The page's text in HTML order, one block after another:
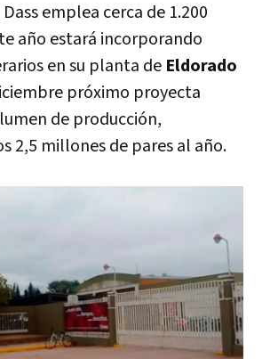
emplea cerca de 1.200
año estará incorporando
en su planta de Eldorado
próximo proyecta
de producción,
2,5 millones de pares al año.